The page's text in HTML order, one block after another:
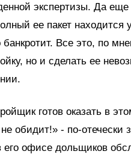
экспертизы. Да
ее пакет
банкротит. Все это, по
но и сделать ее
готов оказать в
обидит!» - по-отечески
его офисе дольщиков